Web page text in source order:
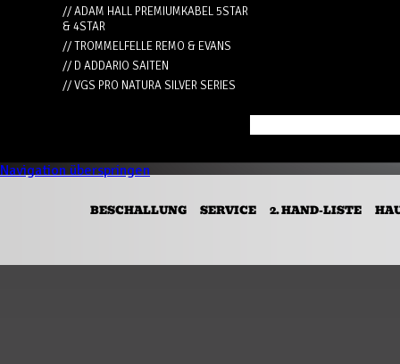
// ADAM HALL PREMIUMKABEL 5STAR
& 4STAR
// TROMMELFELLE REMO & EVANS
// D ADDARIO SAITEN
// VGS PRO NATURA SILVER SERIES
Navigation überspringen
BESCHALLUNG SERVICE 2. HAND-LISTE